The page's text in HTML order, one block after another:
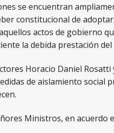
se encuentran
constitucional de
actos de gobierno
la debida prestación del
Horacio Daniel
de aislamiento social
Ministros, en acuerdo